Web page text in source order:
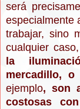
será
especialmente
trabajar, sino
cualquier caso,
la
mercadillo,
ejemplo, son
costosas